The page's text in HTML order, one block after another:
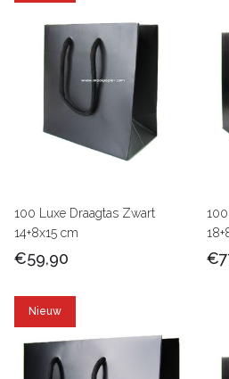
100 Luxe Draagtas Zwart
14+8x15 cm
€59,90
Nieuw